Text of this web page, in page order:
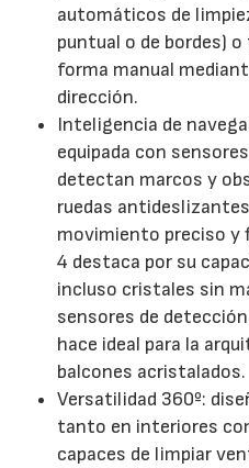
automáticos de
puntual o de bordes)
forma manual
dirección.
Inteligencia de
equipada con
detectan marcos y
ruedas
movimiento preciso y
4 destaca por su
incluso cristales sin
sensores de
hace ideal para la
balcones acristalados.
Versatilidad 360º:
tanto en interiores
capaces de limpiar